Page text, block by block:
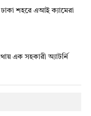
শহরে এআই ক্যামেরা
এক সহকারী অ্যাটর্নি